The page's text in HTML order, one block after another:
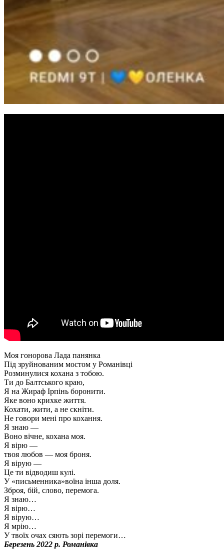
Моя гонорова Лада панянка
Під зруйнованим мостом у Романівці
Розминулися кохана з тобою.
Ти до Балтського краю,
Я на Жираф Ірпінь боронити.
Яке воно крихке життя.
Кохати, жити, а не скніти.
Не говори мені про кохання.
Я знаю —
Воно вічне, кохана моя.
Я вірю —
твоя любов — моя броня.
Я вірую —
Це ти відводиш кулі.
У «письменника»­воїна інша доля.
Зброя, бій, слово, перемога.
Я знаю…
Я вірю…
Я вірую…
Я мрію…
У твоїх очах сяють зорі перемоги…
Березень 2022 р. Романівка